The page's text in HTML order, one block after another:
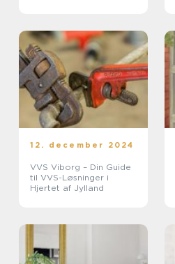
12. december 2024
VVS Viborg – Din Guide
til VVS-Løsninger i
Hjertet af Jylland